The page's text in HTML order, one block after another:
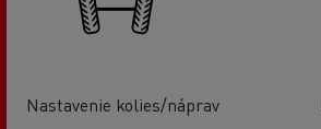
Nastavenie kolies/náprav